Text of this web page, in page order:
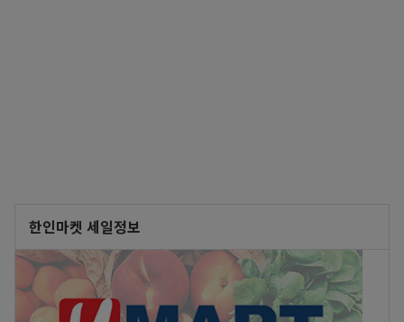
한인마켓 세일정보